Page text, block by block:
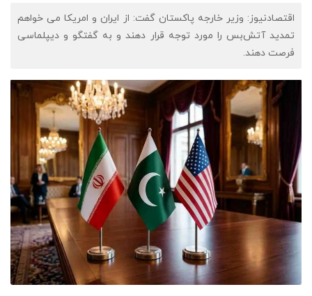
اقتصادنیوز: وزیر خارجه پاکستان گفت: از ایران و امریکا می خواهم
تمدید آتش‌بس را مورد توجه قرار دهند و به گفتگو و دیپلماسی
فرصت دهند.